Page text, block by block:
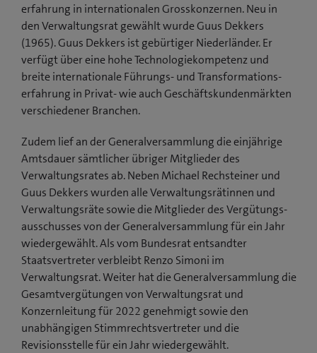
erfahrung in internationalen Grosskonzernen. Neu in
den Ver­waltungs­­rat gewählt wurde Guus Dekkers
(1965). Guus Dekkers ist gebürtiger Niederländer. Er
verfügt über eine hohe Technologie­­kompetenz und
breite internationale Führungs- und Transformations­
erfahrung in Privat- wie auch Geschäfts­kunden­märkten
verschiedener Branchen.
Zudem lief an der Generalversammlung die einjährige
Amtsdauer sämtlicher übriger Mitglieder des
Verwaltungs­rates ab. Neben Michael Rechsteiner und
Guus Dekkers wurden alle Ver­waltungs­rätinnen und
Ver­waltungs­räte sowie die Mitglieder des Vergütungs­
ausschusses von der Generalversammlung für ein Jahr
wiedergewählt. Als vom Bundesrat entsandter
Staatsvertreter verbleibt Renzo Simoni im
Verwaltungsrat. Weiter hat die Generalversammlung die
Gesamt­ver­gütungen von Verwaltungsrat und
Konzernleitung für 2022 ge­nehmigt sowie den
unabhängigen Stimmrechtsvertreter und die
Revisionsstelle für ein Jahr wiedergewählt.